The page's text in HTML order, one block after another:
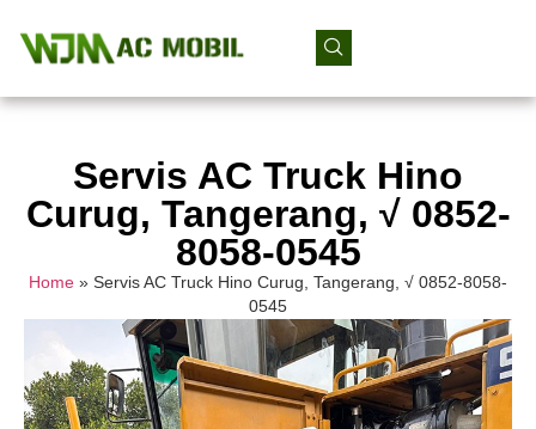
Servis AC Truck Hino
Curug, Tangerang, √ 0852-
8058-0545
Home » Servis AC Truck Hino Curug, Tangerang, √ 0852-8058-
0545